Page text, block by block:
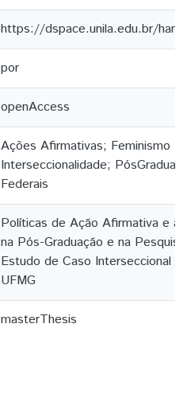
https://dspace.unila.edu.br/
por
openAccess
Ações Afirmativas; Feminismo
Interseccionalidade;
Federais
Políticas de Ação Afirmativa e
na Pós-Graduação e na
Estudo de Caso Interseccional
UFMG
masterThesis